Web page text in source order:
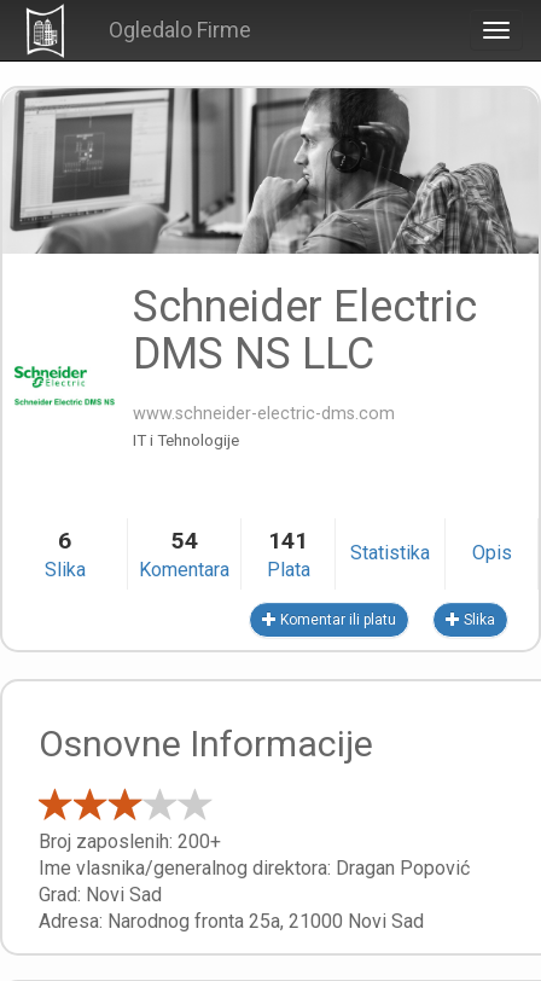
Ogledalo Firme
Schneider Electric
DMS NS LLC
www.schneider-electric-dms.com
IT i Tehnologije
6
Slika
54
Komentara
141
Plata
Statistika Opis
Komentar ili platu Slika
Osnovne Informacije
Broj zaposlenih: 200+
Ime vlasnika/generalnog direktora: Dragan Popović
Grad: Novi Sad
Adresa: Narodnog fronta 25a, 21000 Novi Sad